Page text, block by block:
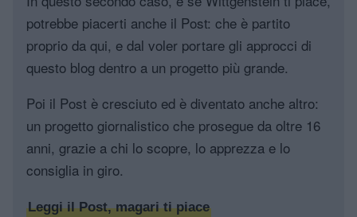
potrebbe piacerti anche il Post: che è partito
proprio da qui, e dal voler portare gli approcci di
questo blog dentro a un progetto più grande.
Poi il Post è cresciuto ed è diventato anche altro:
un progetto giornalistico che prosegue da oltre 16
anni, grazie a chi lo scopre, lo apprezza e lo
consiglia in giro.
Leggi il Post, magari ti piace